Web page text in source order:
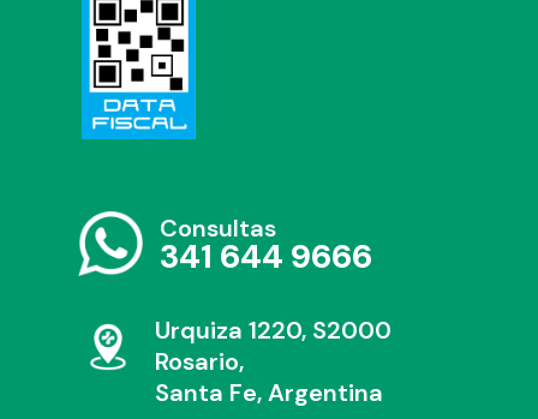
Consultas
341 644 9666
Urquiza 1220, S2000
Rosario,
Santa Fe, Argentina